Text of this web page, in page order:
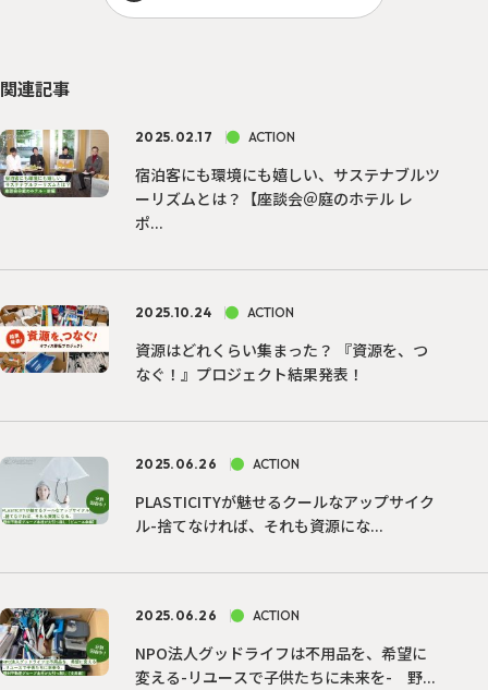
関連記事
2025.02.17 ACTION
宿泊客にも環境にも嬉しい、サステナブルツ
ーリズムとは？【座談会＠庭のホテル レ
ポ...
2025.10.24 ACTION
資源はどれくらい集まった？ 『資源を、つ
なぐ！』プロジェクト結果発表！
2025.06.26 ACTION
PLASTICITYが魅せるクールなアップサイク
ル-捨てなければ、それも資源にな...
2025.06.26 ACTION
NPO法人グッドライフは不用品を、希望に
変える-リユースで子供たちに未来を- 野...